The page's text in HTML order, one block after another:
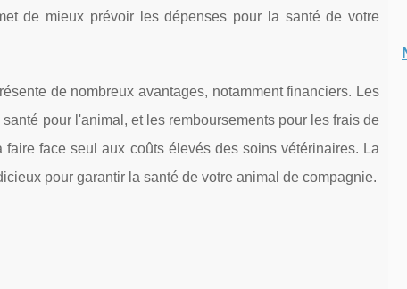
de mieux prévoir les dépenses pour la santé de votre
de nombreux avantages, notamment financiers. Les
pour l'animal, et les remboursements pour les frais de
face seul aux coûts élevés des soins vétérinaires. La
pour garantir la santé de votre animal de compagnie.